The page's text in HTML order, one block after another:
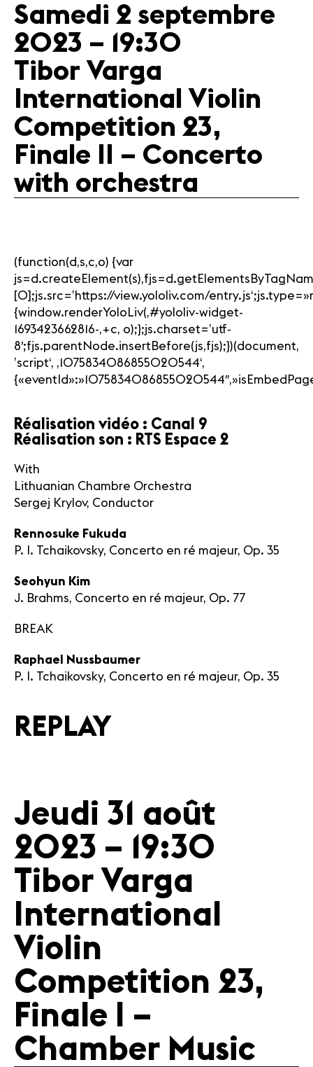
Samedi 2 septembre
2023 – 19:30
Tibor Varga
International Violin
Competition 23,
Finale II – Concerto
with orchestra
(function(d,s,c,o) {var
[0];js.src=’https://view.yololiv.com/
{window.renderYoloLiv(‚#yololiv-widget-
1693423662816-‚+c, o);};js.charset=’utf-
8′;fjs.parentNode.insertBefore(js,fjs);})(document,
’script‘, ‚1075834086855020544‘,
Réalisation vidéo : Canal 9
Réalisation son : RTS Espace 2
With
Lithuanian Chambre Orchestra
Sergej Krylov, Conductor
Rennosuke Fukuda
P. I. Tchaikovsky, Concerto en ré majeur, Op. 35
Seohyun Kim
J. Brahms, Concerto en ré majeur, Op. 77
BREAK
Raphael Nussbaumer
P. I. Tchaikovsky, Concerto en ré majeur, Op. 35
REPLAY
Jeudi 31 août
2023 – 19:30
Tibor Varga
International
Violin
Competition 23,
Finale I –
Chamber Music